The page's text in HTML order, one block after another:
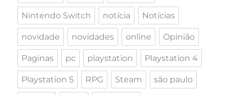
Nintendo Switch notícia Notícias
novidade novidades online Opinião
Paginas pc playstation Playstation 4
Playstation 5 RPG Steam são paulo